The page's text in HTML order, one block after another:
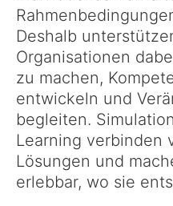
Deshalb
Organisationen
zu machen,
entwickeln und
begleiten.
Learning verbinden
Lösungen und
erlebbar, wo sie